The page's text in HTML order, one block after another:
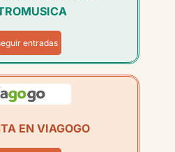
entradas
EN VIAGOGO